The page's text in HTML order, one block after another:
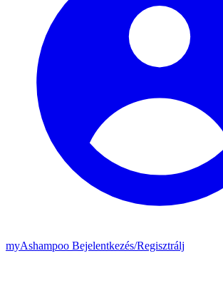
myAshampoo Bejelentkezés/Regisztrálj